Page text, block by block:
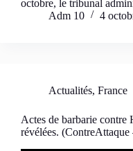
octobre, le tribunal
Adm 10
4
Actualités, France
Actes de barbarie contre
révélées.